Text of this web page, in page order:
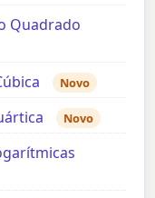
Quadrado
Novo
Novo